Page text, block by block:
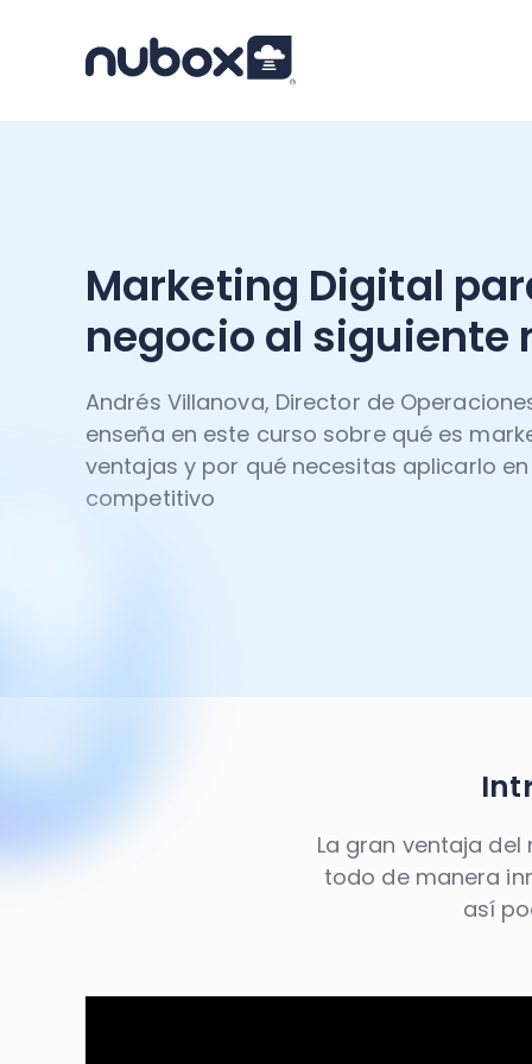
Marketing Digital
negocio al siguiente
Andrés Villanova, Director de
enseña en este curso sobre qué es
ventajas y por qué necesitas aplicarlo
competitivo
La gran ventaja
todo de manera
así